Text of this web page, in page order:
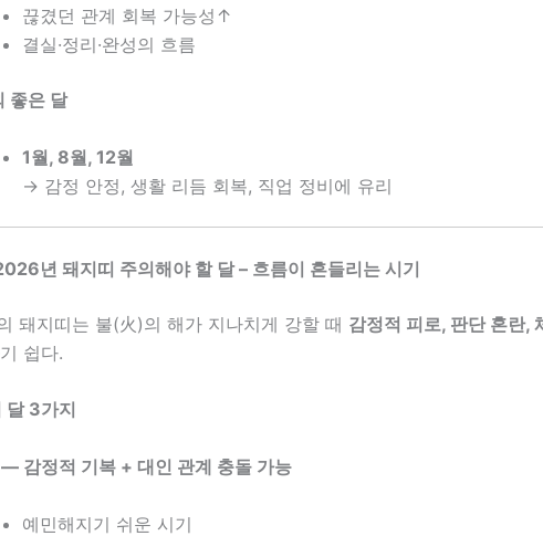
끊겼던 관계 회복 가능성↑
결실·정리·완성의 흐름
좋은 달
1월, 8월, 12월
→ 감정 안정, 생활 리듬 회복, 직업 정비에 유리
년 돼지띠 주의해야 할 달 – 흐름이 흔들리는 시기
돼지띠는 불(火)의 해가 지나치게 강할 때 감정적 피로, 판단 혼란,
쉽다.
달 3가지
감정적 기복 + 대인 관계 충돌 가능
예민해지기 쉬운 시기